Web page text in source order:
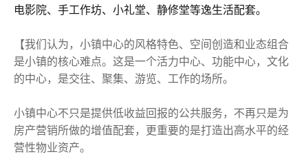
电影院、手工作坊、小礼堂、静修堂等逸生活配套。
【我们认为，小镇中心的风格特色、空间创造和业态组合
是小镇的核心难点。这是一个活力中心、功能中心，文化
的中心，是交往、聚集、游览、工作的场所。
小镇中心不只是提供低收益回报的公共服务，不再只是为
房产营销所做的增值配套，更重要的是打造出高水平的经
营性物业资产。